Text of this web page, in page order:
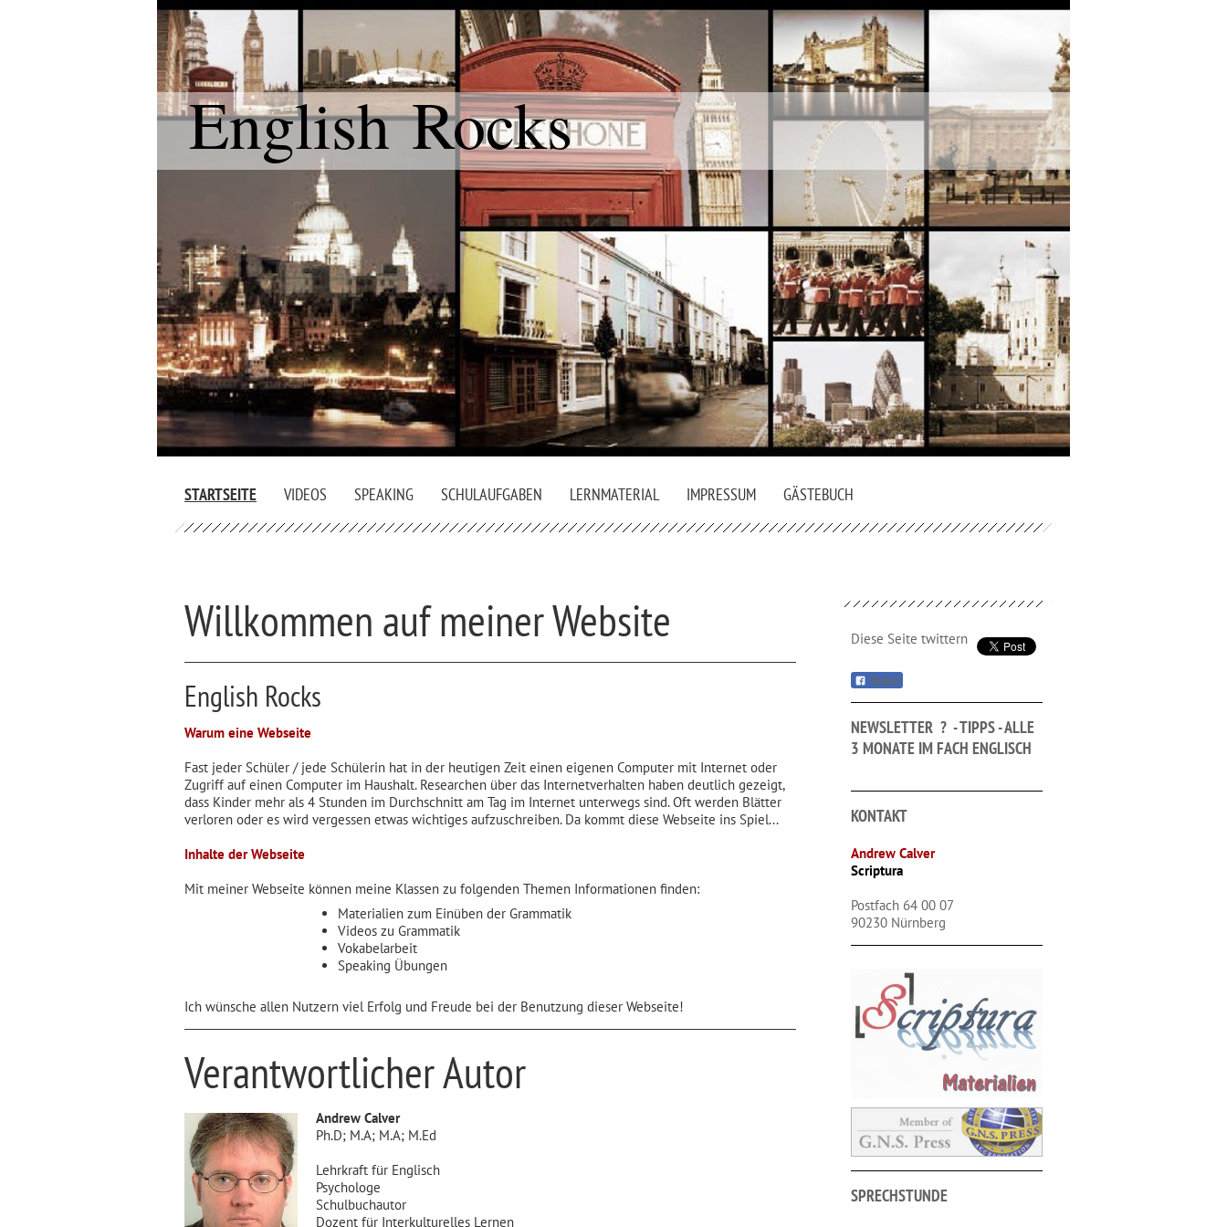
English Rocks
STARTSEITE VIDEOS SPEAKING SCHULAUFGABEN LERNMATERIAL IMPRESSUM GÄSTEBUCH
Willkommen auf meiner Website
English Rocks
Warum eine Webseite
Fast jeder Schüler / jede Schülerin hat in der heutigen Zeit einen eigenen Computer mit Internet oder
Zugriff auf einen Computer im Haushalt. Researchen über das Internetverhalten haben deutlich gezeigt,
dass Kinder mehr als 4 Stunden im Durchschnitt am Tag im Internet unterwegs sind. Oft werden Blätter
verloren oder es wird vergessen etwas wichtiges aufzuschreiben. Da kommt diese Webseite ins Spiel...
Inhalte der Webseite
Mit meiner Webseite können meine Klassen zu folgenden Themen Informationen finden:
Materialien zum Einüben der Grammatik
Videos zu Grammatik
Vokabelarbeit
Speaking Übungen
Ich wünsche allen Nutzern viel Erfolg und Freude bei der Benutzung dieser Webseite!
Verantwortlicher Autor
Andrew Calver
Ph.D; M.A; M.A; M.Ed
Lehrkraft für Englisch
Psychologe
Schulbuchautor
Dozent für Interkulturelles Lernen
Diese Seite twittern
Teilen
NEWSLETTER ? - TIPPS - ALLE
3 MONATE IM FACH ENGLISCH
KONTAKT
Andrew Calver
Scriptura
Postfach 64 00 07
90230 Nürnberg
SPRECHSTUNDE